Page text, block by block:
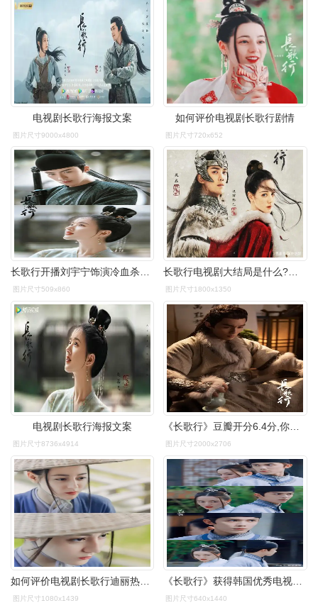
电视剧长歌行海报文案
图片尺寸9000x4800
如何评价电视剧长歌行剧情
图片尺寸720x652
长歌行开播刘宇宁饰演冷血杀手皓都演技被赞进步大
图片尺寸509x860
长歌行电视剧大结局是什么?长歌行主要写的是什么?
图片尺寸1800x1350
电视剧长歌行海报文案
图片尺寸8736x4914 图片尺寸2000x2706
图片尺寸1080x1439 图片尺寸640x1440